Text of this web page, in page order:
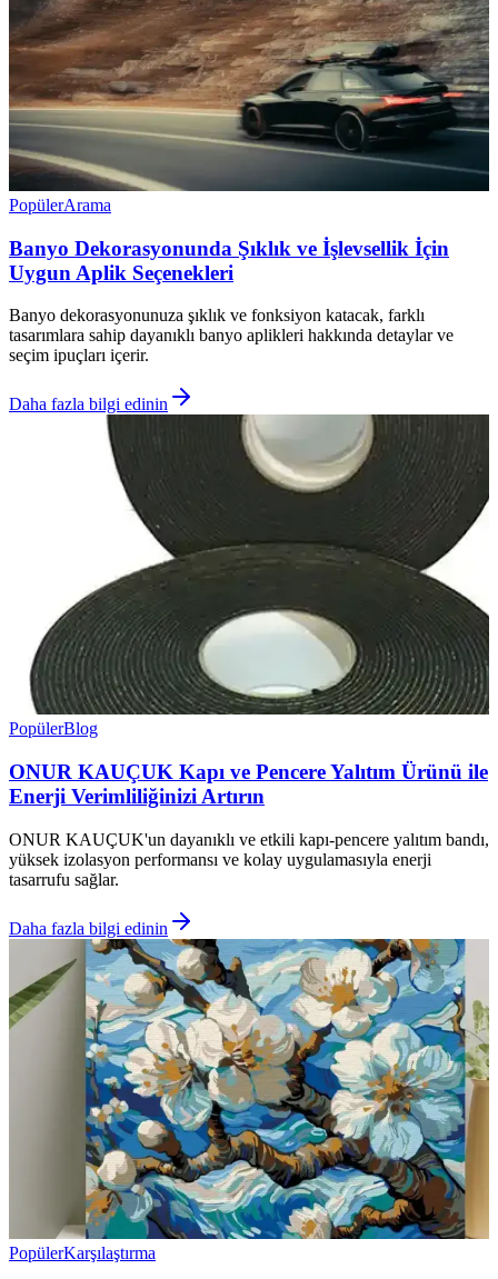
PopülerArama
Banyo Dekorasyonunda Şıklık ve İşlevsellik İçin
Uygun Aplik Seçenekleri
Banyo dekorasyonunuza şıklık ve fonksiyon katacak, farklı
tasarımlara sahip dayanıklı banyo aplikleri hakkında detaylar ve
seçim ipuçları içerir.
Daha fazla bilgi edinin
PopülerBlog
ONUR KAUÇUK Kapı ve Pencere Yalıtım Ürünü ile
Enerji Verimliliğinizi Artırın
ONUR KAUÇUK'un dayanıklı ve etkili kapı-pencere yalıtım bandı,
yüksek izolasyon performansı ve kolay uygulamasıyla enerji
tasarrufu sağlar.
Daha fazla bilgi edinin
PopülerKarşılaştırma